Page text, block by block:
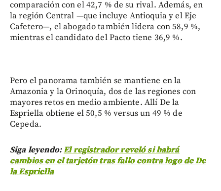
comparación con el 42,7 % de su rival. Además, en
la región Central —que incluye Antioquia y el Eje
Cafetero—, el abogado también lidera con 58,9 %,
mientras el candidato del Pacto tiene 36,9 %.
Pero el panorama también se mantiene en la
Amazonia y la Orinoquía, dos de las regiones con
mayores retos en medio ambiente. Allí De la
Espriella obtiene el 50,5 % versus un 49 % de
Cepeda.
Siga leyendo:El registrador reveló si habrá
cambios en el tarjetón tras fallo contra logo de De
la Espriella